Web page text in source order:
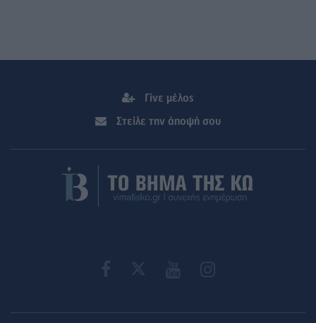
Γίνε μέλος
Στείλε την άποψή σου